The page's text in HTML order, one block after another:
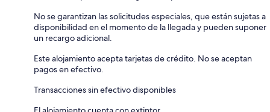
No se garantizan las solicitudes especiales, que están sujetas a
disponibilidad en el momento de la llegada y pueden suponer
un recargo adicional.
Este alojamiento acepta tarjetas de crédito. No se aceptan
pagos en efectivo.
Transacciones sin efectivo disponibles